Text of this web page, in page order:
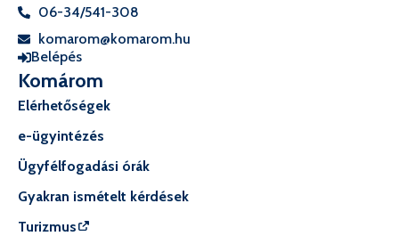
06-34/541-308
komarom@komarom.hu
Belépés
Komárom
Elérhetőségek
e-ügyintézés
Ügyfélfogadási órák
Gyakran ismételt kérdések
Turizmus